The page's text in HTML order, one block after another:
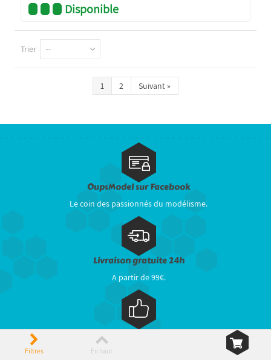
Disponible
Trier --
1 2 Suivant»
OupsModel sur Facebook
Le coin des passionnés du modélisme.
Livraison gratuite 24h
A partir de 99€.
04 70 42 67 92 ou 04 70 48 93 09.
Filtres En haut